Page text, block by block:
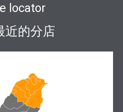
locator
近的分店